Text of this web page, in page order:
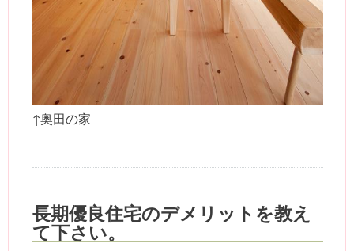
↑奥田の家
長期優良住宅のデメリットを教え
て下さい。